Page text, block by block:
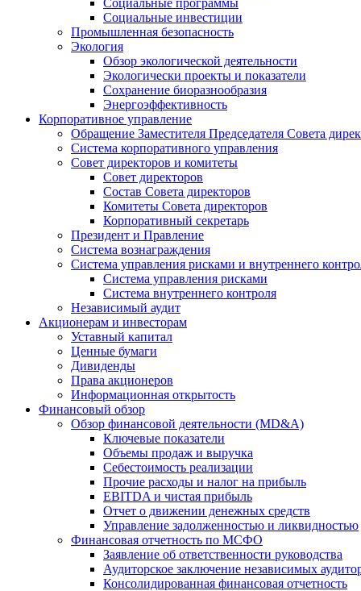
Социальные программы
Социальные инвестиции
Промышленная безопасность
Экология
Обзор экологической деятельности
Экологически проекты и показатели
Сохранение биоразнообразия
Энергоэффективность
Корпоративное управление
Обращение Заместителя Председателя Совета
Система корпоративного управления
Совет директоров и комитеты
Совет директоров
Состав Совета директоров
Комитеты Совета директоров
Корпоративный секретарь
Президент и Правление
Система вознаграждения
Система управления рисками и внутреннего
Система управления рисками
Система внутреннего контроля
Независимый аудит
Акционерам и инвесторам
Уставный капитал
Ценные бумаги
Дивиденды
Права акционеров
Информационная открытость
Финансовый обзор
Обзор финансовой деятельности (MD&A)
Ключевые показатели
Объемы продаж и выручка
Себестоимость реализации
Прочие расходы и налог на прибыль
EBITDA и чистая прибыль
Отчет о движении денежных средств
Управление задолженностью и ликвидностью
Финансовая отчетность по МСФО
Заявление об ответственности руководства
Аудиторское заключение независимых
Консолидированная финансовая отчетность